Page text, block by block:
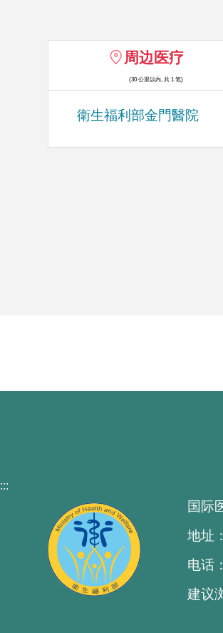
周边医疗
(30 公里以内, 共 1 笔)
衛生福利部金門醫院
:::
国际
地址
电话
建议